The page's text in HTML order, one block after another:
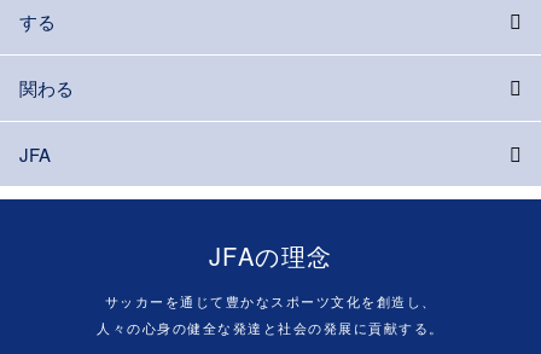
する
関わる
JFA
JFAの理念
サッカーを通じて豊かなスポーツ文化を創造し、
人々の心身の健全な発達と社会の発展に貢献する。